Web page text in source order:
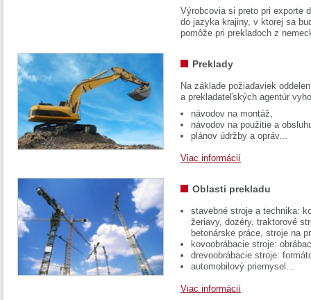
Výrobcovia si preto pri exporte
do jazyka krajiny, v ktorej sa
pomôže pri prekladoch z
Preklady
Na základe požiadaviek
a prekladateľských agentúr
návodov na montáž,
návodov na použitie a
plánov údržby a opráv...
Viac informácií
Oblasti prekladu
stavebné stroje a technika:
žeriavy, dozéry, traktorové
betonárske práce, stroje na
kovoobrábacie stroje:
drevoobrábacie stroje:
automobilový priemysel...
Viac informácií